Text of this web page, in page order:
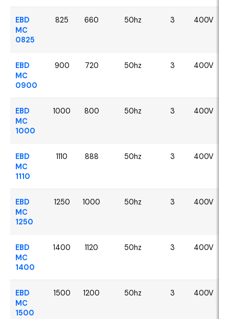
EBD
MC
0825
825 660 50hz 3 400V
EBD
MC
0900
900 720 50hz 3 400V
EBD
MC
1000
1000 800 50hz 3 400V
EBD
MC
1110
1110 888 50hz 3 400V
EBD
MC
1250
1250 1000 50hz 3 400V
EBD
MC
1400
1400 1120 50hz 3 400V
EBD
MC
1500
1500 1200 50hz 3 400V